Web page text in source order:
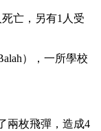
亡，另有1人受
），一所學校
兩枚飛彈，造成4